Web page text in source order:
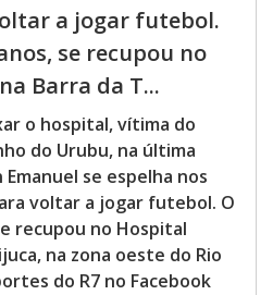
a jogar futebol.
se recupou no
Barra da T...
o hospital, vítima do
do Urubu, na última
se espelha nos
voltar a jogar futebol. O
recupou no Hospital
na zona oeste do Rio
do R7 no Facebook